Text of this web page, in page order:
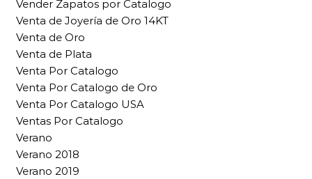
Vender Zapatos por Catalogo
Venta de Joyería de Oro 14KT
Venta de Oro
Venta de Plata
Venta Por Catalogo
Venta Por Catalogo de Oro
Venta Por Catalogo USA
Ventas Por Catalogo
Verano
Verano 2018
Verano 2019